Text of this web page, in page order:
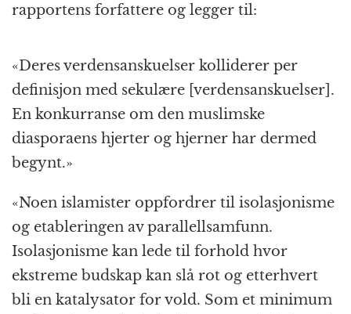
rapportens forfattere og legger til:
«Deres verdensanskuelser kolliderer per
definisjon med sekulære [verdensanskuelser].
En konkurranse om den muslimske
diasporaens hjerter og hjerner har dermed
begynt.»
«Noen islamister oppfordrer til isolasjonisme
og etableringen av parallellsamfunn.
Isolasjonisme kan lede til forhold hvor
ekstreme budskap kan slå rot og etterhvert
bli en katalysator for vold. Som et minimum